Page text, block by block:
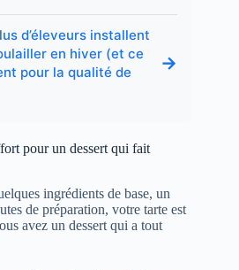
d’éleveurs installent
en hiver (et ce
pour la qualité de
→
pour un dessert qui fait
ingrédients de base, un
de préparation, votre tarte est
avez un dessert qui a tout